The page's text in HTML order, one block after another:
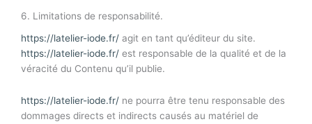
6. Limitations de responsabilité.
https://latelier-iode.fr/ agit en tant qu’éditeur du site.
https://latelier-iode.fr/ est responsable de la qualité et de la
véracité du Contenu qu’il publie.
https://latelier-iode.fr/ ne pourra être tenu responsable des
dommages directs et indirects causés au matériel de